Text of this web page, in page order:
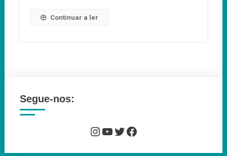
Continuar a ler
Segue-nos:
Instagram
YouTube
Twitter
Facebook